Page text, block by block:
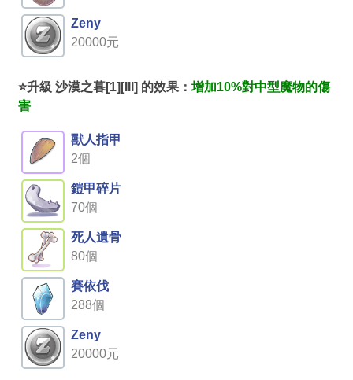
Zeny
20000元
⭐升級 沙漠之暮[1][III] 的效果： 增加10%對中型魔物的傷
害
獸人指甲
2個
鎧甲碎片
70個
死人遺骨
80個
賽依伐
288個
Zeny
20000元